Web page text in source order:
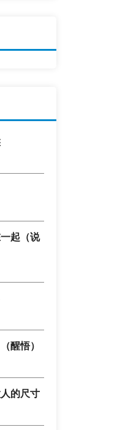
起（说
醒悟）
的尺寸